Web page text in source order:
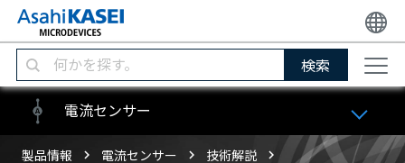
検索
電流センサー
製品情報 電流センサー
技術解説